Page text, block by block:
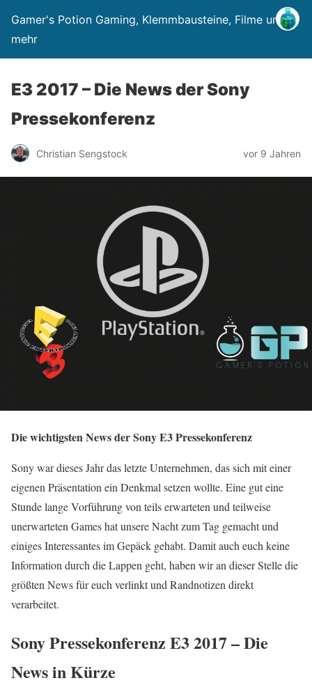
Gamer's Potion Gaming, Klemmbausteine, Filme und
mehr
E3 2017 – Die News der Sony
Pressekonferenz
Christian Sengstock vor 9 Jahren
Die wichtigsten News der Sony E3 Pressekonferenz
Sony war dieses Jahr das letzte Unternehmen, das sich mit einer
eigenen Präsentation ein Denkmal setzen wollte. Eine gut eine
Stunde lange Vorführung von teils erwarteten und teilweise
unerwarteten Games hat unsere Nacht zum Tag gemacht und
einiges Interessantes im Gepäck gehabt. Damit auch euch keine
Information durch die Lappen geht, haben wir an dieser Stelle die
größten News für euch verlinkt und Randnotizen direkt
verarbeitet.
Sony Pressekonferenz E3 2017 – Die
News in Kürze